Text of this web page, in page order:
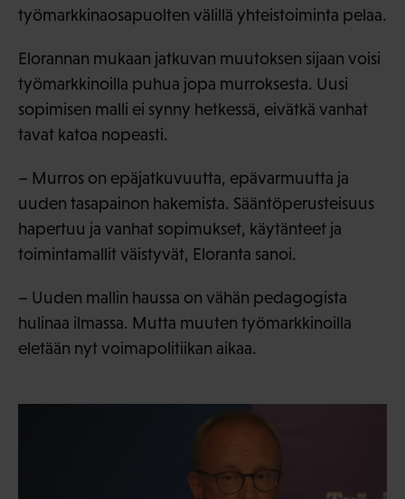
työmarkkinaosapuolten välillä yhteistoiminta pelaa.
Elorannan mukaan jatkuvan muutoksen sijaan voisi
työmarkkinoilla puhua jopa murroksesta. Uusi
sopimisen malli ei synny hetkessä, eivätkä vanhat
tavat katoa nopeasti.
– Murros on epäjatkuvuutta, epävarmuutta ja
uuden tasapainon hakemista. Sääntöperusteisuus
hapertuu ja vanhat sopimukset, käytänteet ja
toimintamallit väistyvät, Eloranta sanoi.
– Uuden mallin haussa on vähän pedagogista
hulinaa ilmassa. Mutta muuten työmarkkinoilla
eletään nyt voimapolitiikan aikaa.